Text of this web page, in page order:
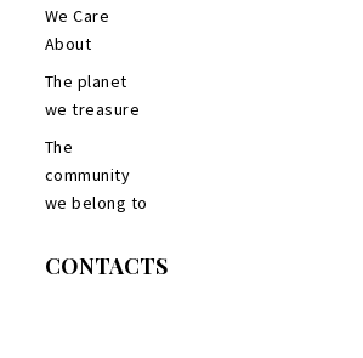
We Care
About
The planet
we treasure
The
community
we belong to
CONTACTS